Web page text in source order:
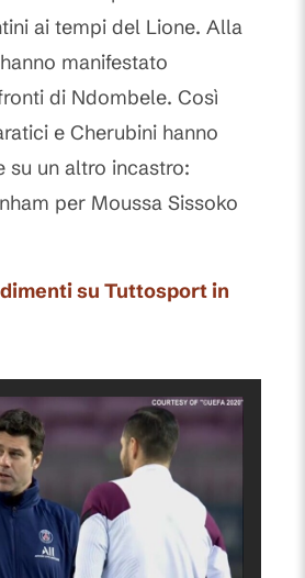
ai tempi del Lione. Alla
manifestato
di Ndombele. Così
e Cherubini hanno
su un altro incastro:
per Moussa Sissoko
su Tuttosport in